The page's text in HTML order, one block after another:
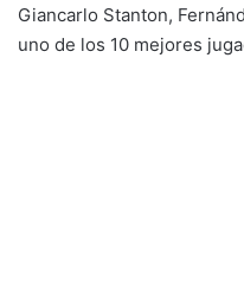
Giancarlo Stanton,
uno de los 10 mejores